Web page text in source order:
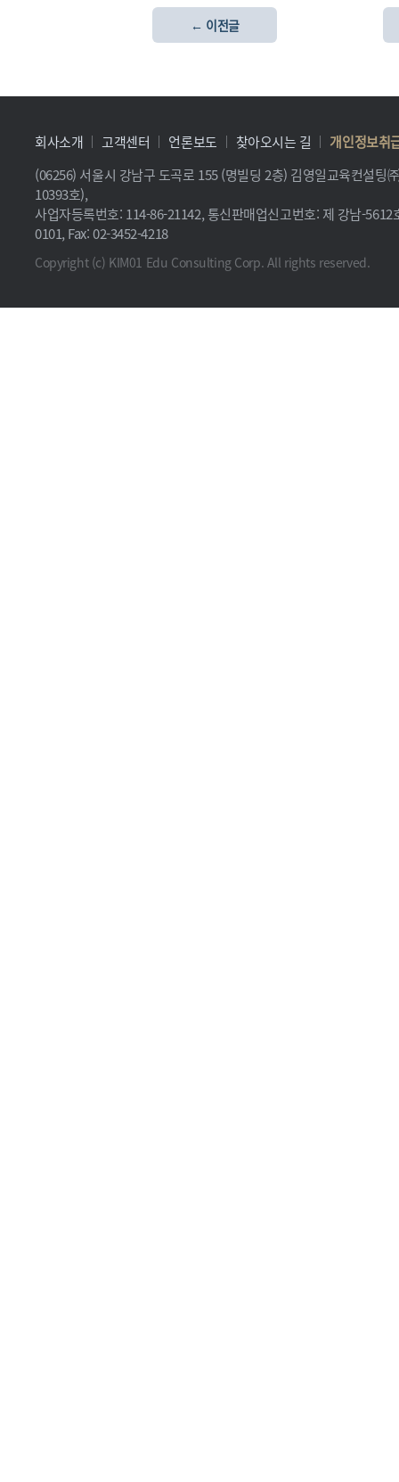
← 이전글
회사소개 고객센터 언론보도 찾아오시는 길
개인정보취
(06256) 서울시 강남구 도곡로 155 (명빌딩 2층) 김영일교육컨설팅
10393호),
사업자등록번호: 114-86-21142, 통신판매업신고번호: 제 강남-
0101, Fax: 02-3452-4218
Copyright (c) KIM01 Edu Consulting Corp. All rights reserved.